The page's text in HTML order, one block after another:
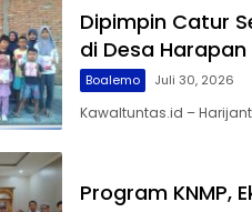
Dipimpin Catur
di Desa Harapan
Boalemo Juli 30, 2026
Kawaltuntas.id –
Program KNMP,